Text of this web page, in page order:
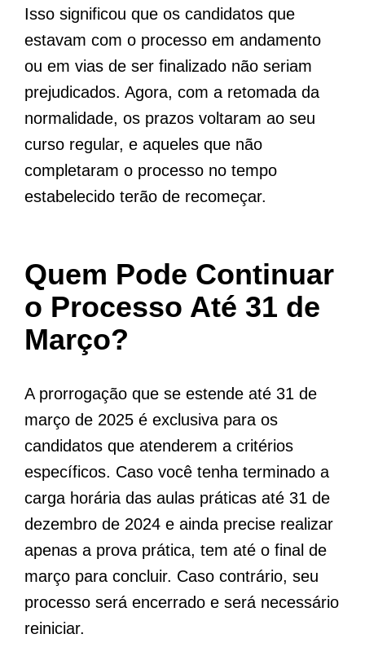
Isso significou que os candidatos que
estavam com o processo em andamento
ou em vias de ser finalizado não seriam
prejudicados. Agora, com a retomada da
normalidade, os prazos voltaram ao seu
curso regular, e aqueles que não
completaram o processo no tempo
estabelecido terão de recomeçar.
Quem Pode Continuar
o Processo Até 31 de
Março?
A prorrogação que se estende até 31 de
março de 2025 é exclusiva para os
candidatos que atenderem a critérios
específicos. Caso você tenha terminado a
carga horária das aulas práticas até 31 de
dezembro de 2024 e ainda precise realizar
apenas a prova prática, tem até o final de
março para concluir. Caso contrário, seu
processo será encerrado e será necessário
reiniciar.